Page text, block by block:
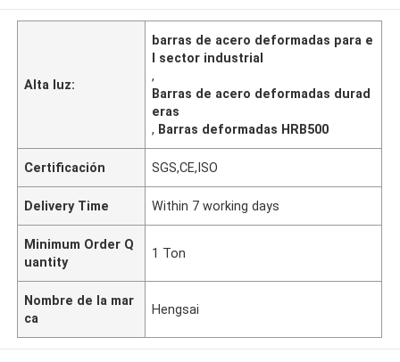
Alta luz:
barras de acero deformadas para e
l sector industrial
,
Barras de acero deformadas durad
eras
, Barras deformadas HRB500
Certificación SGS,CE,ISO
Delivery Time Within 7 working days
Minimum Order Q
uantity
1 Ton
Nombre de la mar
ca
Hengsai